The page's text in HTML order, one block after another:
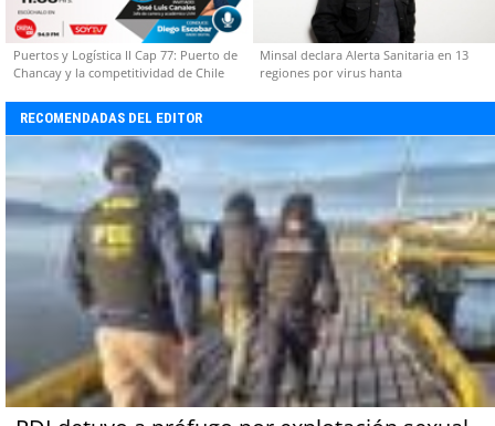
Puertos y Logística II Cap 77: Puerto de
Chancay y la competitividad de Chile
Minsal declara Alerta Sanitaria en 13
regiones por virus hanta
RECOMENDADAS DEL EDITOR